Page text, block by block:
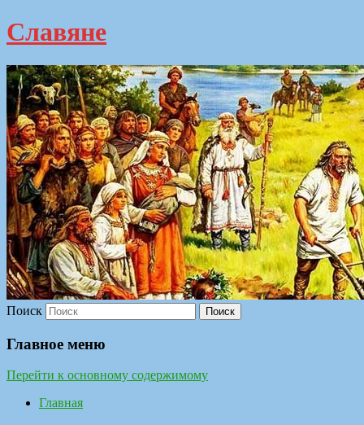
Славяне
Поиск
Главное меню
Перейти к основному содержимому
Главная